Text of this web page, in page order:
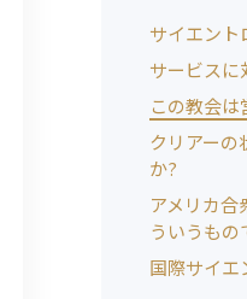
サイエント
サービスに
この教会
クリアー
か?
アメリカ
ういうもの
国際サイエ